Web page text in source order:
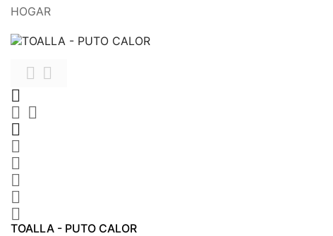
HOGAR
 

 






TOALLA - PUTO CALOR